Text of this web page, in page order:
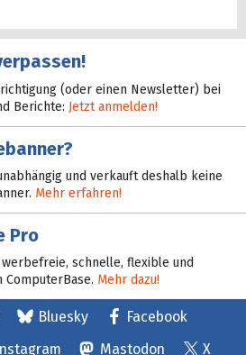
(oder einen Newsletter) bei
Berichte: Jetzt anmelden!
und verkauft deshalb keine
Mehr erfahren!
Pro
schnelle, flexible und
ComputerBase. Mehr dazu!
Bluesky
Facebook
Mastodon X